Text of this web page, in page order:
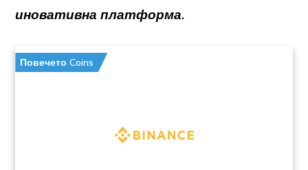
иновативна платформа.
Повечето Coins